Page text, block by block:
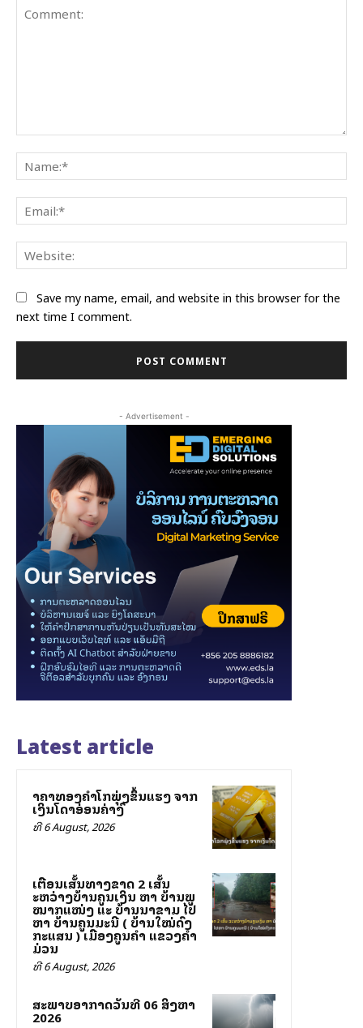
Save my name, email, and website in this browser for the
next time I comment.
- Advertisement -
Latest article
ລາຄາທອງຄຳໂລກພຸ່ງຂຶ້ນແຮງ ຈາກ
ເງິນໂດລາອ່ອນຄ່າລົງ
ທີ 6 August, 2026
ເຕືອນເສັ້ນທາງຂາດ 2 ເສັ້ນ
ລະຫວ່າງບ້ານຄູນເງິນ ຫາ ບ້ານພູ
ໝາກແໜ່ງ ແລະ ບ້ານນາຂາມ ໄປ
ຫາ ບ້ານຄູນມະນີ ( ບ້ານໃໝ່ດົງ
ກະແສນ ) ເມືອງຄູນຄຳ ແຂວງຄຳ
ມ່ວນ
ທີ 6 August, 2026
ສະພາບອາກາດວັນທີ 06 ສິງຫາ
2026